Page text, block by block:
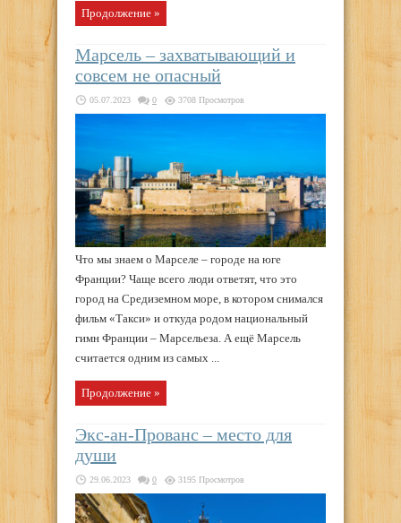
Продолжение »
Марсель – захватывающий и
совсем не опасный
05.07.2023 0 3708 Просмотров
Что мы знаем о Марселе – городе на юге
Франции? Чаще всего люди ответят, что это
город на Средиземном море, в котором снимался
фильм «Такси» и откуда родом национальный
гимн Франции – Марсельеза. А ещё Марсель
считается одним из самых ...
Продолжение »
Экс-ан-Прованс – место для
души
29.06.2023 0 3195 Просмотров